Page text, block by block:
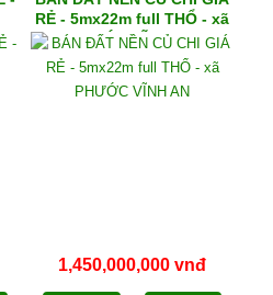
RẺ - 5mx22m full THỔ - xã
PHƯỚC VĨNH AN
1,450,000,000 vnđ